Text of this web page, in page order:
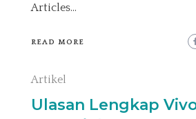
Articles…
READ MORE
Artikel
Ulasan Lengkap